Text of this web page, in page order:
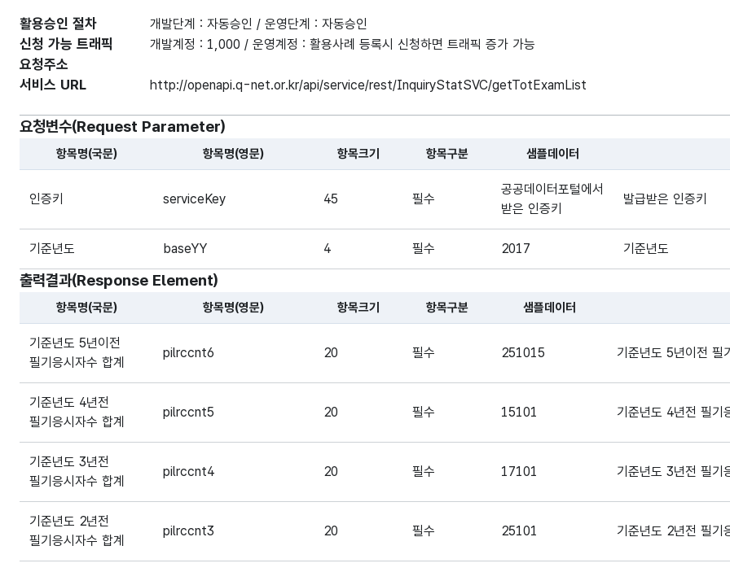
활용승인 절차 개발단계 : 자동승인 / 운영단계 : 자동승인
신청 가능 트래픽 개발계정 : 1,000 / 운영계정 : 활용사례 등록시 신청하면 트래픽 증가 가능
요청주소
서비스 URL
http://openapi.q-net.or.kr/api/service/rest/InquiryStatSVC/getTotExamList
요청변수(Request Parameter)
해당 오픈API의 요청변수(Request Parameter) 항목에 대한 표로, 국문항목명, 영문 항목명, 항목크기, 항목구분, 샘플데이터,
항목명(국문) 항목명(영문) 항목크기 항목구분 샘플데이터
인증키 serviceKey 45 필수
공공데이터포털에서
받은 인증키
발급받은 인증키
기준년도 baseYY 4 필수 2017 기준년도
출력결과(Response Element)
해당 오픈API의 출력결과(Response Element) 항목에 대한 표로, 국문항목명, 영문 항목명, 항목크기, 항목구분, 샘플데이터,
항목명(국문) 항목명(영문) 항목크기 항목구분 샘플데이터
기준년도 5년이전
필기응시자수 합계
pilrccnt6 20 필수 251015 기준년도 5년이전 필
기준년도 4년전
필기응시자수 합계
pilrccnt5 20 필수 15101 기준년도 4년전 필기
기준년도 3년전
필기응시자수 합계
pilrccnt4 20 필수 17101 기준년도 3년전 필기
기준년도 2년전
필기응시자수 합계
pilrccnt3 20 필수 25101 기준년도 2년전 필기